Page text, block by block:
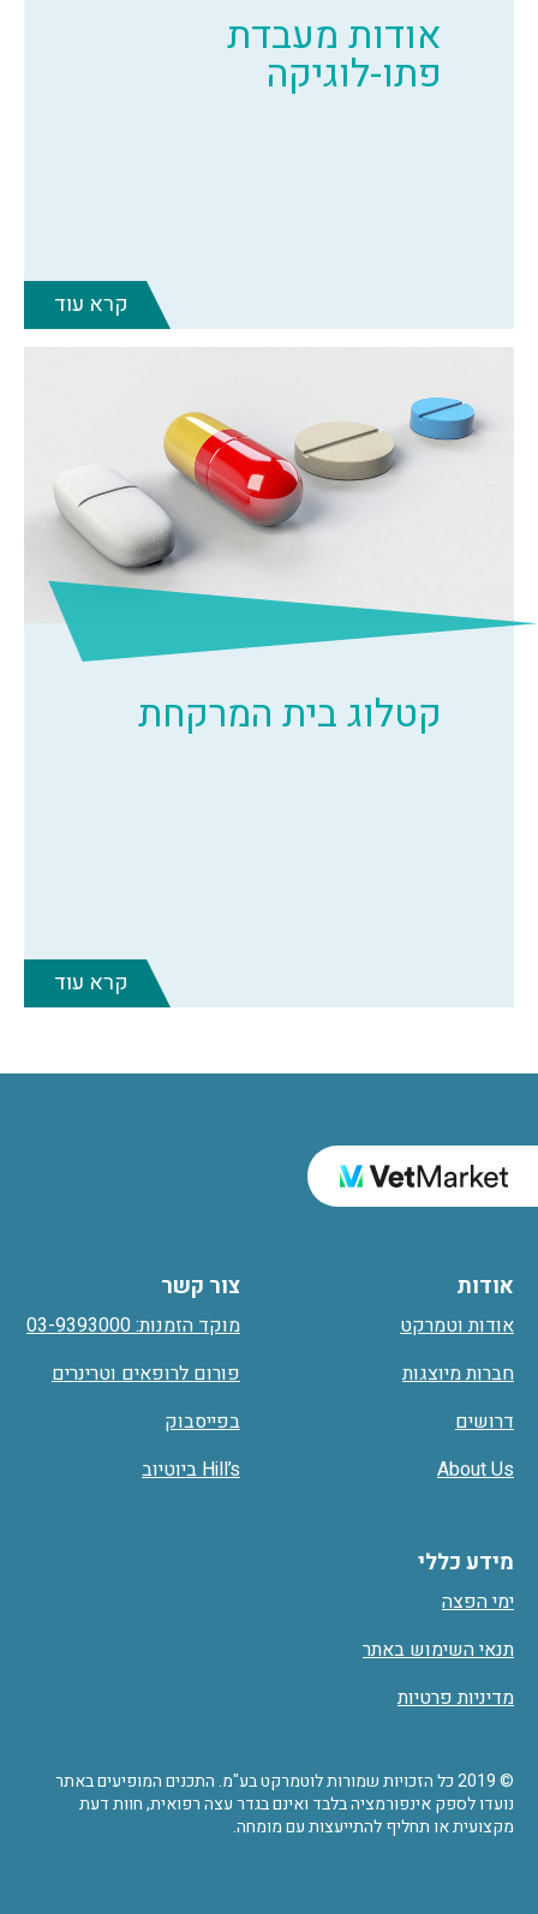
אודות מעבדת
פתו-לוגיקה
קרא עוד
קטלוג בית המרקחת
קרא עוד
אודות
אודות וטמרקט
חברות מיוצגות
דרושים
About Us
מידע כללי
ימי הפצה
תנאי השימוש באתר
מדיניות פרטיות
צור קשר
מוקד הזמנות: 03-9393000
פורום לרופאים וטרינרים
בפייסבוק
Hill’s ביוטיוב
© 2019 כל הזכויות שמורות לוטמרקט בע"מ. התכנים המופיעים באתר
נועדו לספק אינפורמציה בלבד ואינם בגדר עצה רפואית, חוות דעת
מקצועית או תחליף להתייעצות עם מומחה.